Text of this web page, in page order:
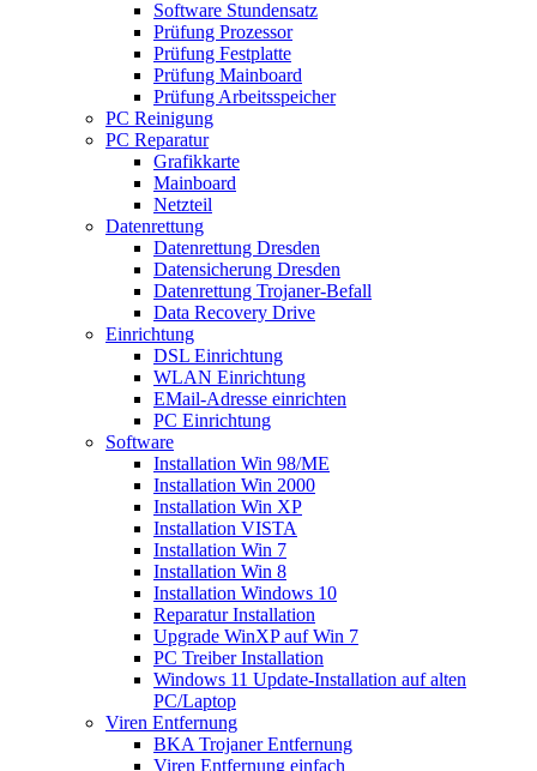
Software Stundensatz
Prüfung Prozessor
Prüfung Festplatte
Prüfung Mainboard
Prüfung Arbeitsspeicher
PC Reinigung
PC Reparatur
Grafikkarte
Mainboard
Netzteil
Datenrettung
Datenrettung Dresden
Datensicherung Dresden
Datenrettung Trojaner-Befall
Data Recovery Drive
Einrichtung
DSL Einrichtung
WLAN Einrichtung
EMail-Adresse einrichten
PC Einrichtung
Software
Installation Win 98/ME
Installation Win 2000
Installation Win XP
Installation VISTA
Installation Win 7
Installation Win 8
Installation Windows 10
Reparatur Installation
Upgrade WinXP auf Win 7
PC Treiber Installation
Windows 11 Update-Installation auf alten
PC/Laptop
Viren Entfernung
BKA Trojaner Entfernung
Viren Entfernung einfach